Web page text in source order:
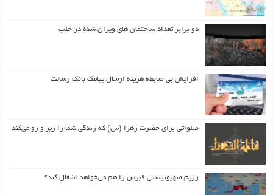
دو برابر تعداد ساختمان های ویران شده در حلب
افزایش بی ضابطه هزینه ارسال پیامک بانک رسالت
صلواتی برای حضرت زهرا (س) که زندگی شما را زیر و رو می‌کند
رژیم صهیونیستی قبرس را هم می‌خواهد اشغال کند؟